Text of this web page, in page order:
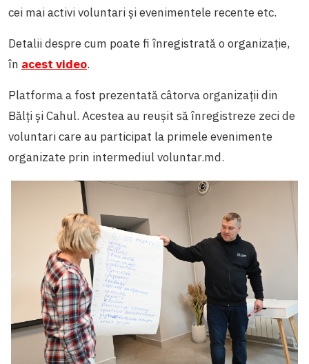
cei mai activi voluntari și evenimentele recente etc.
Detalii despre cum poate fi înregistrată o organizație,
în acest video.
Platforma a fost prezentată câtorva organizații din
Bălți și Cahul. Acestea au reușit să înregistreze zeci de
voluntari care au participat la primele evenimente
organizate prin intermediul voluntar.md.